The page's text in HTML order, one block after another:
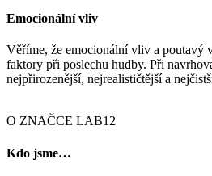
Emocionální vliv
Věříme, že emocionální vliv a poutavý
faktory při poslechu hudby. Při
nejpřirozenější, nejrealističtější a
O ZNAČCE LAB12
Kdo jsme…